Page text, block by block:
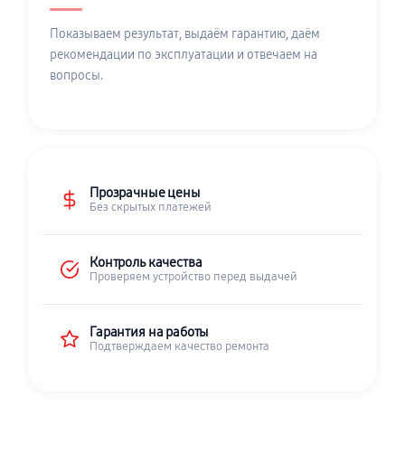
Показываем результат, выдаём гарантию, даём
рекомендации по эксплуатации и отвечаем на
вопросы.
Прозрачные цены
Без скрытых платежей
Контроль качества
Проверяем устройство перед выдачей
Гарантия на работы
Подтверждаем качество ремонта